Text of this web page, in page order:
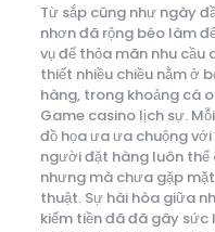
Từ sắp cũng như ngày
nhơn đã rộng béo làm
vụ để thỏa mãn nhu cầu
thiết nhiều chiều nằm ở
hàng, trong khoảng cá
Game casino lịch sự.
đồ họa ưa ưa chuộng
người đặt hàng luôn thể
nhưng mà chưa gặp
thuật. Sự hài hòa giữa
kiếm tiền đã đã gây sức